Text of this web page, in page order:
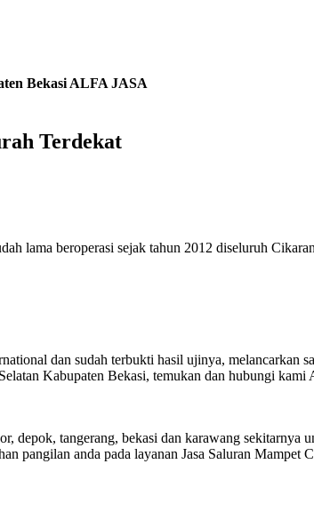
Bekasi ALFA JASA
Terdekat
lama beroperasi sejak tahun 2012 diseluruh
dan sudah terbukti hasil ujinya, melancarkan
Kabupaten Bekasi, temukan dan hubungi
depok, tangerang, bekasi dan karawang sekitarnya
pangilan anda pada layanan Jasa Saluran Mampet